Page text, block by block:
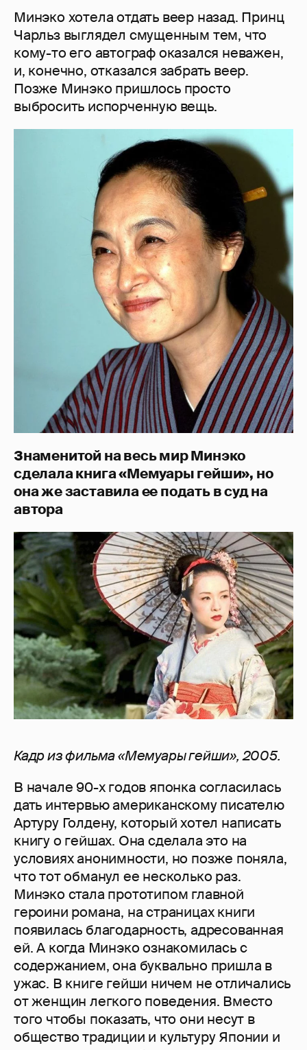
Минэко хотела отдать веер назад. Принц
Чарльз выглядел смущенным тем, что
кому-то его автограф оказался неважен,
и, конечно, отказался забрать веер.
Позже Минэко пришлось просто
выбросить испорченную вещь.
Знаменитой на весь мир Минэко
сделала книга «Мемуары гейши», но
она же заставила ее подать в суд на
автора
Кадр из фильма «Мемуары гейши», 2005.
В начале 90-х годов японка согласилась
дать интервью американскому писателю
Артуру Голдену, который хотел написать
книгу о гейшах. Она сделала это на
условиях анонимности, но позже поняла,
что тот обманул ее несколько раз.
Минэко стала прототипом главной
героини романа, на страницах книги
появилась благодарность, адресованная
ей. А когда Минэко ознакомилась с
содержанием, она буквально пришла в
ужас. В книге гейши ничем не отличались
от женщин легкого поведения. Вместо
того чтобы показать, что они несут в
общество традиции и культуру Японии и